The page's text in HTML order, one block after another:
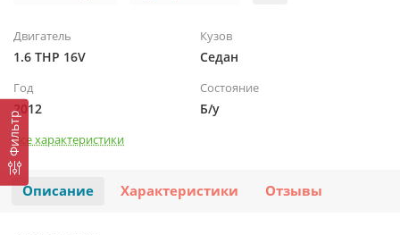
Фильтр
Двигатель
1.6 THP 16V
Кузов
Седан
Год
2012
Состояние
Б/у
Все характеристики
Описание Характеристики Отзывы